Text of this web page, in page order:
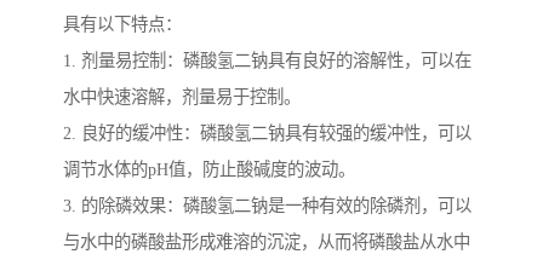
具有以下特点：
1. 剂量易控制：磷酸氢二钠具有良好的溶解性，可以在
水中快速溶解，剂量易于控制。
2. 良好的缓冲性：磷酸氢二钠具有较强的缓冲性，可以
调节水体的pH值，防止酸碱度的波动。
3. 的除磷效果：磷酸氢二钠是一种有效的除磷剂，可以
与水中的磷酸盐形成难溶的沉淀，从而将磷酸盐从水中